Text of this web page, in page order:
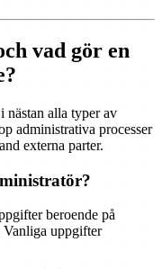
vad gör en
alla typer av
administrativa processer
externa parter.
beroende på
Vanliga uppgifter